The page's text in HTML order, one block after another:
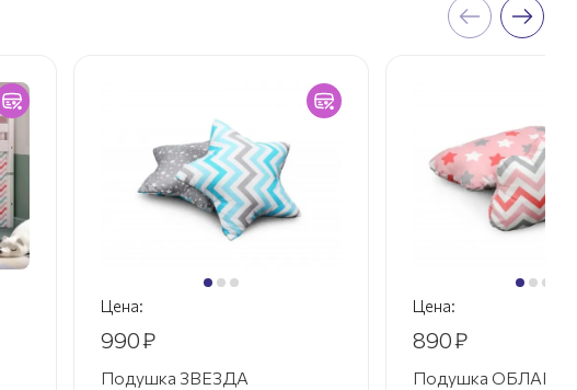
Цена:
990₽
Подушка ЗВЕЗДА
Цена:
890₽
Подушка ОБЛАКО